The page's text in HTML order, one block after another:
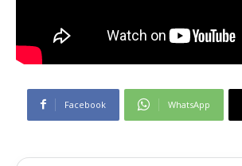
Facebook WhatsApp